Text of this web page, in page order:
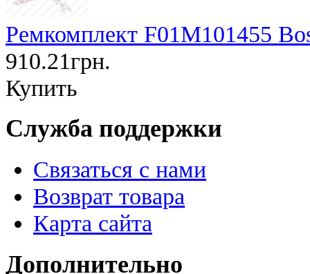
Ремкомплект F01M101455
910.21грн.
Купить
Служба поддержки
Связаться с нами
Возврат товара
Карта сайта
Дополнительно